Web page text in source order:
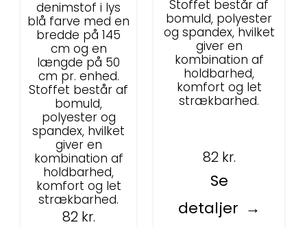
denimstof i lys
blå farve med en
bredde på 145
cm og en
længde på 50
cm pr. enhed.
Stoffet består af
bomuld,
polyester og
spandex, hvilket
giver en
kombination af
holdbarhed,
komfort og let
strækbarhed.
82 kr.
Stoffet består af
bomuld, polyester
og spandex, hvilket
giver en
kombination af
holdbarhed,
komfort og let
strækbarhed.
82 kr.
Se
detaljer